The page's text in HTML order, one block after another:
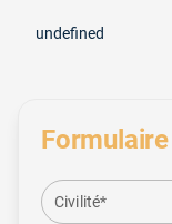
undefined
Civilité*